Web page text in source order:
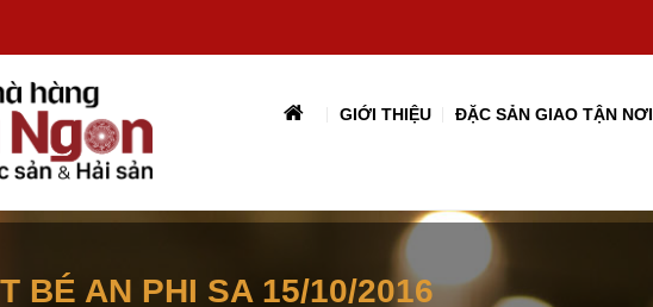
GIỚI THIỆU ĐẶC SẢN GIAO TẬN NƠI
BÉ AN PHI SA 15/10/2016